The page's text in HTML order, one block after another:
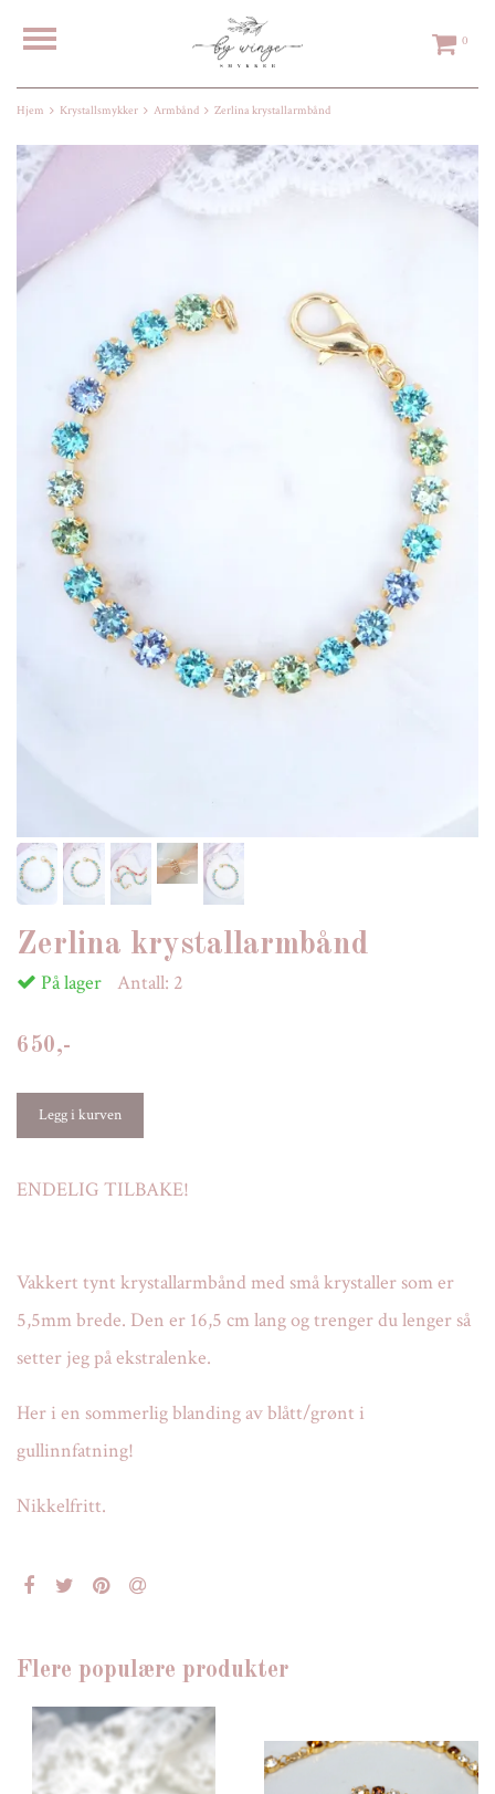
0
Hjem Krystallsmykker Armbånd Zerlina krystallarmbånd
Zerlina krystallarmbånd
På lager Antall: 2
650,-
ENDELIG TILBAKE!
Vakkert tynt krystallarmbånd med små krystaller som er
5,5mm brede. Den er 16,5 cm lang og trenger du lenger så
setter jeg på ekstralenke.
Her i en sommerlig blanding av blått/grønt i
gullinnfatning!
Nikkelfritt.
Flere populære produkter